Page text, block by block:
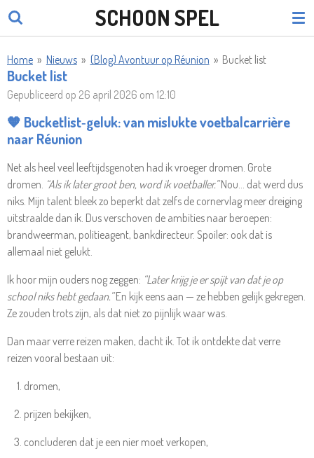
Ga
de
hoofdinhoud
SCHOON SPEL
Home » Nieuws » (Blog) Avontuur op Réunion » Bucket list
Bucket list
Gepubliceerd op 26 april 2026 om 12:10
🧡 Bucketlist‑geluk: van mislukte voetbalcarrière
naar Réunion
Net als heel veel leeftijdsgenoten had ik vroeger dromen. Grote
dromen. “Als ik later groot ben, word ik voetballer.”Nou… dat werd dus
niks. Mijn talent bleek zo beperkt dat zelfs de cornervlag meer dreiging
uitstraalde dan ik. Dus verschoven de ambities naar beroepen:
brandweerman, politieagent, bankdirecteur. Spoiler: ook dat is
allemaal niet gelukt.
Ik hoor mijn ouders nog zeggen: “Later krijg je er spijt van dat je op
school niks hebt gedaan.”En kijk eens aan — ze hebben gelijk gekregen.
Ze zouden trots zijn, als dat niet zo pijnlijk waar was.
Dan maar verre reizen maken, dacht ik. Tot ik ontdekte dat verre
reizen vooral bestaan uit:
dromen,
prijzen bekijken,
concluderen dat je een nier moet verkopen,